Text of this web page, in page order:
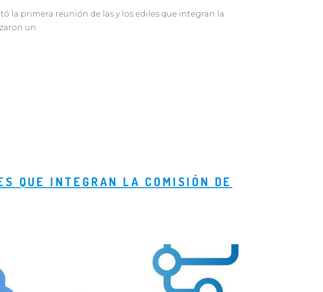
la primera reunión de las y los ediles que integran la
un
QUE INTEGRAN LA COMISIÓN DE